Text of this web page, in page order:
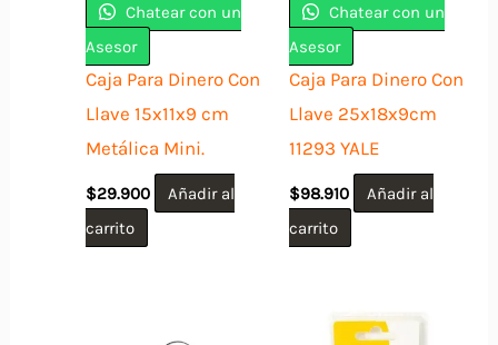
Chatear con un
Asesor
Caja Para Dinero Con
Llave 15x11x9 cm
Metálica Mini.
$29.900
Añadir al
carrito
Chatear con un
Asesor
Caja Para Dinero Con
Llave 25x18x9cm
11293 YALE
$98.910
Añadir al
carrito